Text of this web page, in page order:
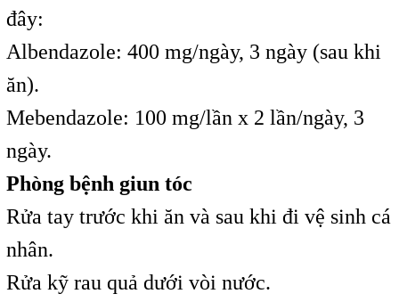
đây:
Albendazole: 400 mg/ngày, 3 ngày (sau khi
ăn).
Mebendazole: 100 mg/lần x 2 lần/ngày, 3
ngày.
Phòng bệnh giun tóc
Rửa tay trước khi ăn và sau khi đi vệ sinh cá
nhân.
Rửa kỹ rau quả dưới vòi nước.